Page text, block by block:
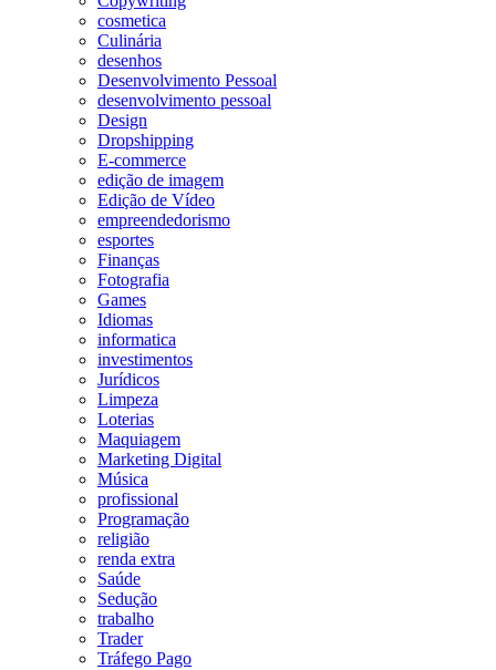
cosmetica
Culinária
desenhos
Desenvolvimento Pessoal
desenvolvimento pessoal
Design
Dropshipping
E-commerce
edição de imagem
Edição de Vídeo
empreendedorismo
esportes
Finanças
Fotografia
Games
Idiomas
informatica
investimentos
Jurídicos
Limpeza
Loterias
Maquiagem
Marketing Digital
Música
profissional
Programação
religião
renda extra
Saúde
Sedução
trabalho
Trader
Tráfego Pago